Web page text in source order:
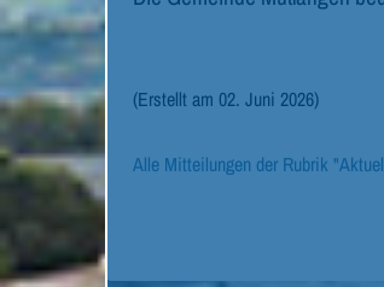
(Erstellt am 02. Juni 2026)
Alle Mitteilungen der Rubrik